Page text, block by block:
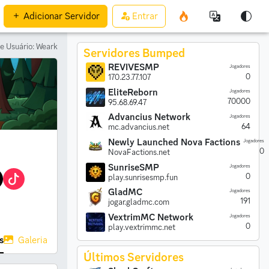
AdicionarServidor Entrar
Usuário: Weark
Galeria
Servidores Bumped
REVIVESMP
170.23.77.107
Jogadores
0
EliteReborn
95.68.69.47
Jogadores
70000
Advancius Network
mc.advancius.net
Jogadores
64
Newly Launched Nova Factions
NovaFactions.net
Jogadores
0
SunriseSMP
play.sunrisesmp.fun
Jogadores
0
GladMC
jogar.gladmc.com
Jogadores
191
VextrimMC Network
play.vextrimmc.net
Jogadores
0
Últimos Servidores